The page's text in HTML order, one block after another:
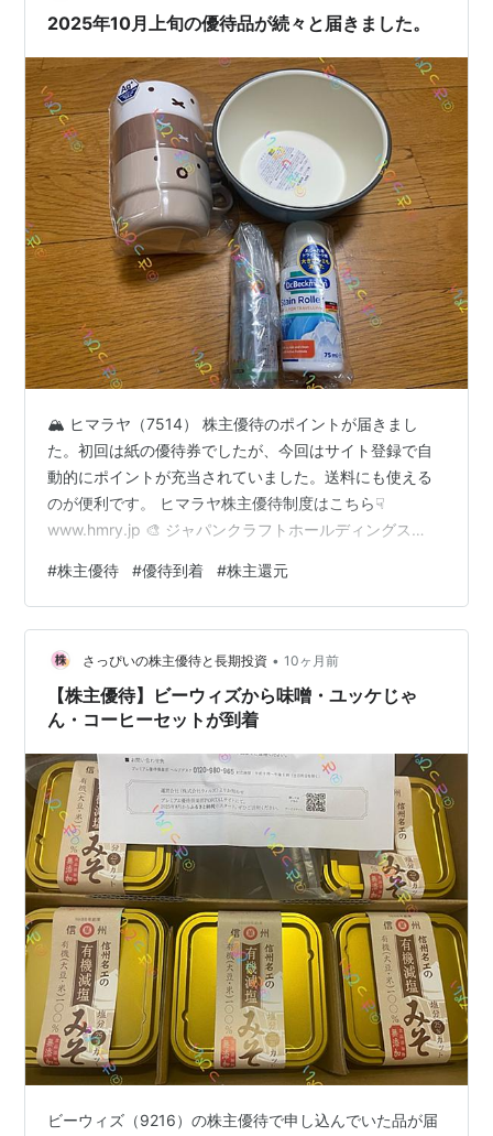
げが抑えられているという批判もある。企業の付加価値
2025年10月上旬の優待品が続々と届きました。
🏔 ヒマラヤ（7514） 株主優待のポイントが届きまし
た。初回は紙の優待券でしたが、今回はサイト登録で自
動的にポイントが充当されていました。送料にも使える
のが便利です。 ヒマラヤ株主優待制度はこちら☟
www.hmry.jp 🎨 ジャパンクラフトホールディングス
していた品が届きました。うっかり楽天お買いまわりキ
ャンペーンの時期を逃してしまいましたが、欲しかった
ものが無事に手に入って満足です。 ジャパンクラフト株
主優待情報はこちら☟ www.jcraft-hd.co.jp 🍲 ビーウィズ
（9216） プレミアム優待倶楽部で注文していた「出汁…
#株主優待 #優待到着 #株主還元
さっぴいの株主優待と長期投資 • 10ヶ月前
【株主優待】ビーウィズから味噌・ユッケじゃ
ん・コーヒーセットが到着
ビーウィズ（9216）の株主優待で申し込んでいた品が届